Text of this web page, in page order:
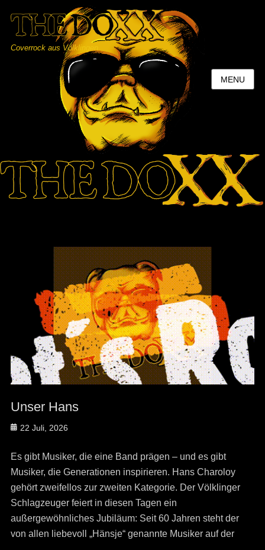
Coverrock aus Völklingen
MENU
Unser Hans
Posted
22 Juli, 2026
Es gibt Musiker, die eine Band prägen – und es gibt
Musiker, die Generationen inspirieren. Hans Charoloy
gehört zweifellos zur zweiten Kategorie. Der Völklinger
Schlagzeuger feiert in diesen Tagen ein
außergewöhnliches Jubiläum: Seit 60 Jahren steht der
von allen liebevoll „Hänsje“ genannte Musiker auf der